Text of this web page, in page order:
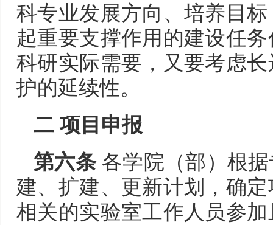
科专业发展方向、培养目
起重要支撑作用的建设任
科研实际需要，又要考虑
护的延续性。
二 项目申报
第六条各学院（部）根
建、扩建、更新计划，确
相关的实验室工作人员参